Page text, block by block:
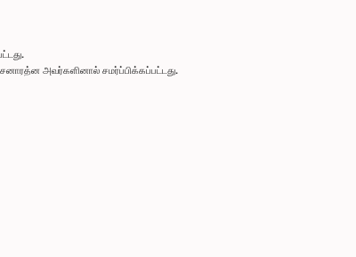
அவர்களினால் சமர்ப்பிக்கப்பட்டது.